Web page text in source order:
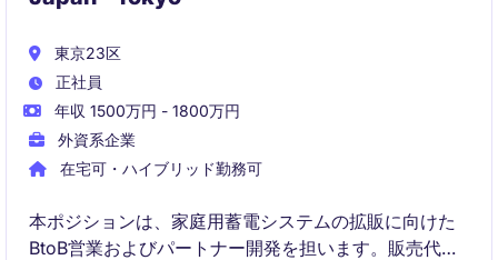
東京23区
正社員
年収 1500万円 - 1800万円
外資系企業
在宅可・ハイブリッド勤務可
本ポジションは、家庭用蓄電システムの拡販に向けた
BtoB営業およびパートナー開発を担います。販売代理